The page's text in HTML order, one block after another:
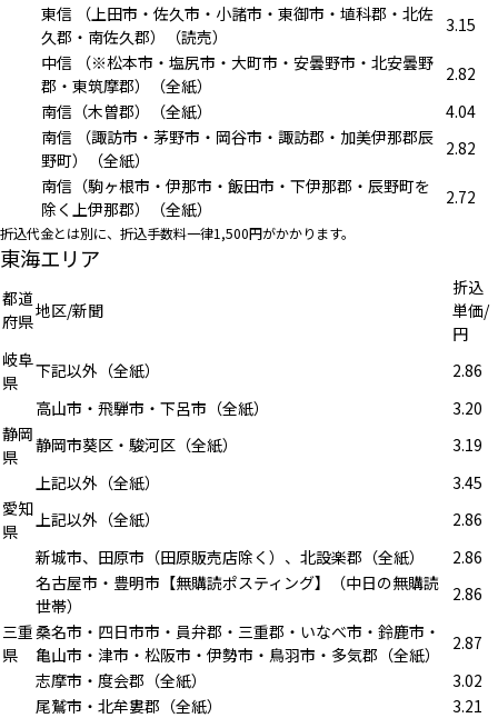
東信 （上田市・佐久市・小諸市・東御市・埴科郡・北佐
久郡・南佐久郡）（読売）
3.15
中信 （※松本市・塩尻市・大町市・安曇野市・北安曇野
郡・東筑摩郡）（全紙）
2.82
南信（木曽郡）（全紙）
4.04
南信 （諏訪市・茅野市・岡谷市・諏訪郡・加美伊那郡辰
野町）（全紙）
2.82
南信（駒ヶ根市・伊那市・飯田市・下伊那郡・辰野町を
除く上伊那郡）（全紙）
2.72
折込代金とは別に、折込手数料一律1,500円がかかります。
東海エリア
都道
府県地区/新聞
折込
単価/
円
岐阜
県
下記以外（全紙）
2.86
高山市・飛騨市・下呂市（全紙）
3.20
静岡
県
静岡市葵区・駿河区（全紙）
3.19
上記以外（全紙）
3.45
愛知
県
上記以外（全紙）
2.86
新城市、田原市（田原販売店除く）、北設楽郡（全紙）
2.86
名古屋市・豊明市【無購読ポスティング】（中日の無購読
世帯）
2.86
三重
県
桑名市・四日市市・員弁郡・三重郡・いなべ市・鈴鹿市・
亀山市・津市・松阪市・伊勢市・鳥羽市・多気郡（全紙）
2.87
志摩市・度会郡（全紙）
3.02
尾鷲市・北牟婁郡（全紙）
3.21